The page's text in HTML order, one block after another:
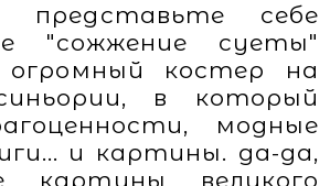
себе
"сожжение суеты"
огромный костер на
в который
модные
и картины. да-да,
великого